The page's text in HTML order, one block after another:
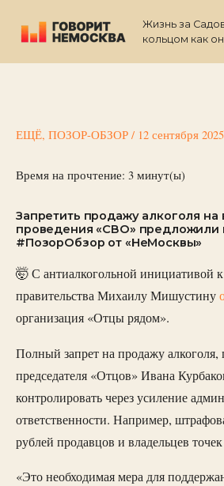
содержимому
Жизнь за
кольцом как
ЕЩЁ, ПОЗОР-ОБЗОР / 12 сентября 2025
Время на прочтение: 3 минут(ы)
Запретить продажу алкоголя на
проведения «СВО» предложили
#ПозорОбзор от «НеМосквы»
🤯 С антиалкогольной инициативой
правительства Михаилу Мишустину
организация «Отцы рядом».
Полный запрет на продажу
председателя «Отцов» Ивана
контролировать через усиление
ответственности. Например,
рублей продавцов и владельцев
«Это необходимая мера для